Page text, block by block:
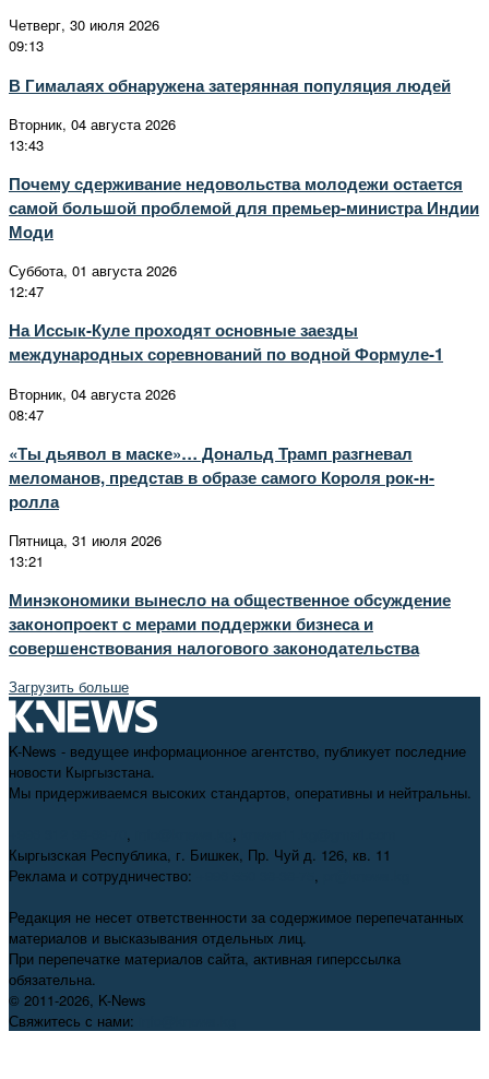
Четверг, 30 июля 2026
09:13
В Гималаях обнаружена затерянная популяция людей
Вторник, 04 августа 2026
13:43
Почему сдерживание недовольства молодежи остается
самой большой проблемой для премьер-министра Индии
Моди
Суббота, 01 августа 2026
12:47
На Иссык-Куле проходят основные заезды
международных соревнований по водной Формуле-1
Вторник, 04 августа 2026
08:47
«Ты дьявол в маске»… Дональд Трамп разгневал
меломанов, представ в образе самого Короля рок-н-
ролла
Пятница, 31 июля 2026
13:21
Минэкономики вынесло на общественное обсуждение
законопроект с мерами поддержки бизнеса и
совершенствования налогового законодательства
Загрузить больше
K-News - ведущее информационное агентство, публикует последние
новости Кыргызстана.
Мы придерживаемся высоких стандартов, оперативны и нейтральны.
, ,
Кыргызская Республика, г. Бишкек, Пр. Чуй д. 126, кв. 11
Реклама и сотрудничество:
,
Редакция не несет ответственности за содержимое перепечатанных
материалов и высказывания отдельных лиц.
При перепечатке материалов сайта, активная гиперссылка
обязательна.
© 2011-2026, K-News
Свяжитесь с нами: